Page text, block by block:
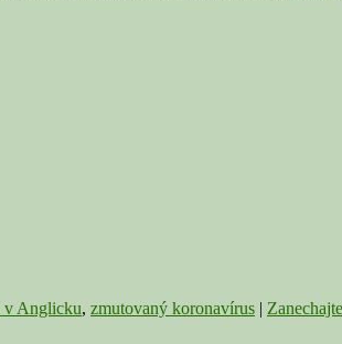
v Anglicku, zmutovaný koronavírus |